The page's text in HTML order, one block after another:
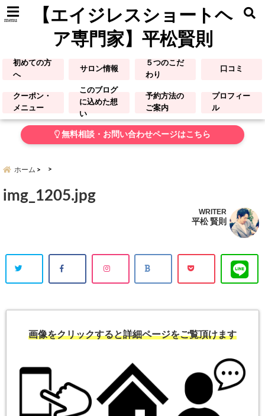
menu
【エイジレスショートヘ
ア専門家】平松賢則
初めての方
へ
サロン情報
５つのこだ
わり
口コミ
クーポン・
メニュー
このブログ
に込めた想
い
予約方法の
ご案内
プロフィー
ル
無料相談・お問い合わせページはこちら
ホーム
img_1205.jpg
WRITER
平松 賢則
画像をクリックすると詳細ページをご覧頂けます